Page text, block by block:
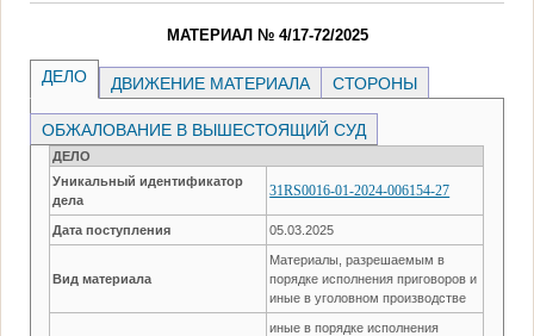
МАТЕРИАЛ № 4/17-72/2025
ДЕЛО ДВИЖЕНИЕ МАТЕРИАЛА СТОРОНЫ
ОБЖАЛОВАНИЕ В ВЫШЕСТОЯЩИЙ СУД
ДЕЛО
Уникальный идентификатор
дела
31RS0016-01-2024-006154-27
Дата поступления 05.03.2025
Вид материала
Материалы, разрешаемым в
порядке исполнения приговоров и
иные в уголовном производстве
иные в порядке исполнения